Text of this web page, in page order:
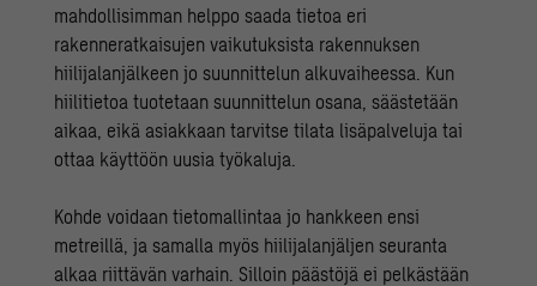
mahdollisimman helppo saada tietoa eri
rakenneratkaisujen vaikutuksista rakennuksen
hiilijalanjälkeen jo suunnittelun alkuvaiheessa. Kun
hiilitietoa tuotetaan suunnittelun osana, säästetään
aikaa, eikä asiakkaan tarvitse tilata lisäpalveluja tai
ottaa käyttöön uusia työkaluja.
Kohde voidaan tietomallintaa jo hankkeen ensi
metreillä, ja samalla myös hiilijalanjäljen seuranta
alkaa riittävän varhain. Silloin päästöjä ei pelkästään